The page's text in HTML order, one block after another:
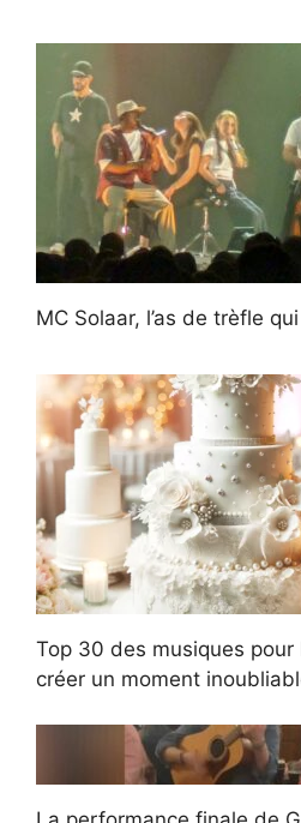
MC Solaar, l’as de trèfle
Top 30 des musiques pour
créer un moment